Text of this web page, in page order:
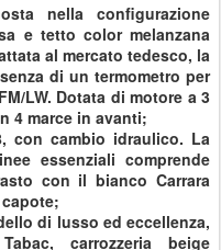
nella configurazione
e tetto color melanzana
al mercato tedesco, la
di un termometro per
LW. Dotata di motore a 3
4 marce in avanti;
con cambio idraulico. La
essenziali comprende
con il bianco Carrara
di lusso ed eccellenza,
carrozzeria beige